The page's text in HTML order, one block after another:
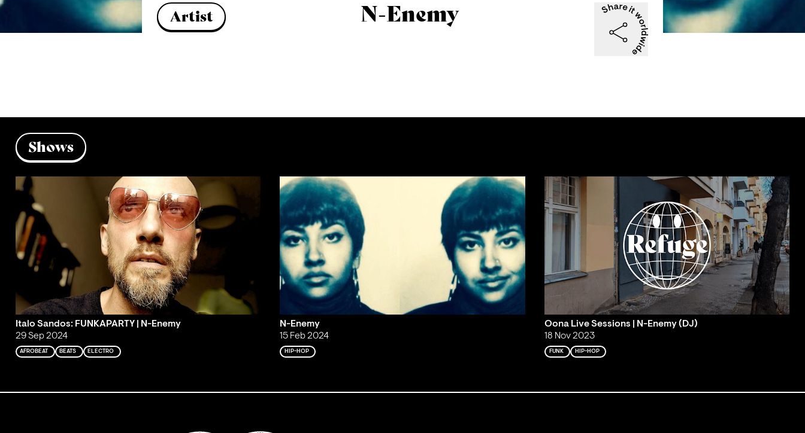
Artist N-Enemy
Shows
Italo Sandos: FUNKAPARTY | N-Enemy
29 Sep 2024
AFROBEAT BEATS ELECTRO
N-Enemy
15 Feb 2024
HIP-HOP
Oona Live Sessions | N-Enemy (DJ)
18 Nov 2023
FUNK HIP-HOP